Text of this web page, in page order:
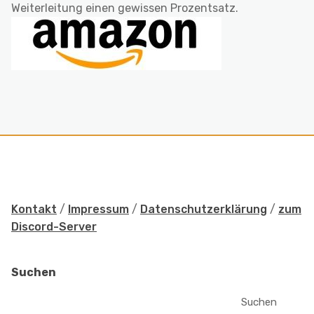
Weiterleitung einen gewissen Prozentsatz.
Kontakt / Impressum / Datenschutzerklärung / zum
Discord-Server
Suchen
Suchen